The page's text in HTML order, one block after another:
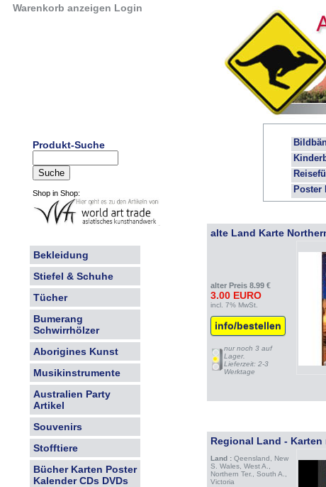
Bekleidung
Stiefel & Schuhe
Tücher
Bumerang
Schwirrhölzer
Aborigines Kunst
Musikinstrumente
Australien Party
Artikel
Souvenirs
Stofftiere
Bücher Karten Poster
Kalender CDs DVDs
Produkt-Suche
Shop in Shop:
Poster
alte Land Karte
alter Preis 8.99 €
3.00 EURO
incl. 7% MwSt.
info/bestellen
nur noch 3 auf
Lager.
Lieferzeit: 2-3
Werktage
Regional Land - Karten
Land : Qeensland, New
S. Wales, West A.,
Northern Ter., South A.,
Victoria
Warenkorb anzeigen Login